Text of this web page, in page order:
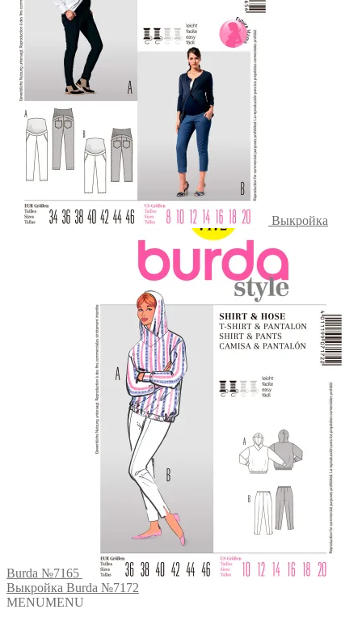
Выкройка
Burda №7165
Выкройка Burda №7172
MENUMENU